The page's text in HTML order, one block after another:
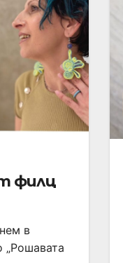
филц
в
„Рошавата